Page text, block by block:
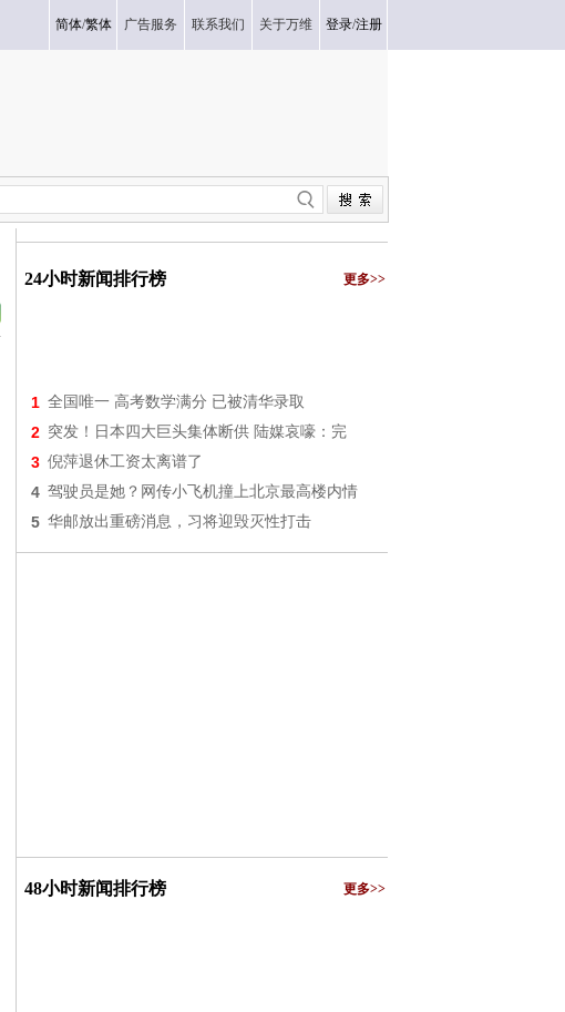
简体/繁体 广告服务 联系我们 关于万维 登录/注册
24小时新闻排行榜 更多>>
1 全国唯一 高考数学满分 已被清华录取
2 突发！日本四大巨头集体断供 陆媒哀嚎：完
3 倪萍退休工资太离谱了
4 驾驶员是她？网传小飞机撞上北京最高楼内情
5 华邮放出重磅消息，习将迎毁灭性打击
48小时新闻排行榜 更多>>